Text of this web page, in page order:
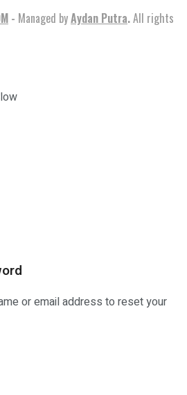
- Managed byAydan Putra.All rights
or email address to reset your